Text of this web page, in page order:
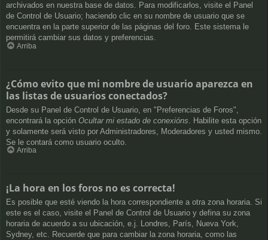
archivados en nuestra base de datos. Para modificarlos, visite el Panel
de Control de Usuario; haciendo clic en su nombre de usuario que se
encuentra en la parte superior de las páginas del foro. Este sistema le
permitirá cambiar sus datos y preferencias.
Arriba
¿Cómo evito que mi nombre de usuario aparezca en
las listas de usuarios conectados?
Desde su Panel de Control de Usuario, en "Preferencias de Foros",
encontrará la opción Ocultar mi estado de conexións . Habilite esta opción
y solamente será visto por Administradores, Moderadores y usted mismo.
Se le contará como usuario oculto.
Arriba
¡La hora en los foros no es correcta!
Es posible que esté viendo la hora correspondiente a otra zona horaria. Si
este es el caso, visite el Panel de Control de Usuario y defina su zona
horaria de acuerdo a su ubicación, e.j. Londres, París, Nueva York,
Sydney, etc. Recuerde que para cambiar la zona horaria, como las